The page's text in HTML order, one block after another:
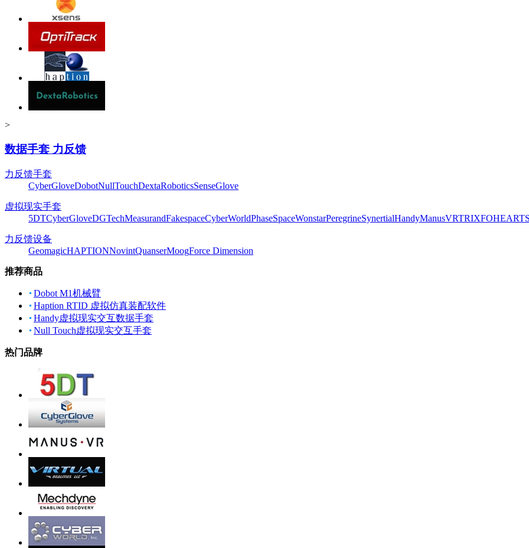
>
数据手套 力反馈
力反馈手套
CyberGloveDobotNullTouchDextaRoboticsSenseGlove
虚拟现实手套
5DTCyberGloveDGTechMeasurandFakespaceCyberWorldPhaseSpaceWonstarPeregrineSynertialHandyManusVRTRIXFOHEART
力反馈设备
GeomagicHAPTIONNovintQuanserMoogForce Dimension
推荐商品
Dobot M1机械臂
Haption RTID 虚拟仿真装配软件
Handy虚拟现实交互数据手套
Null Touch虚拟现实交互手套
热门品牌